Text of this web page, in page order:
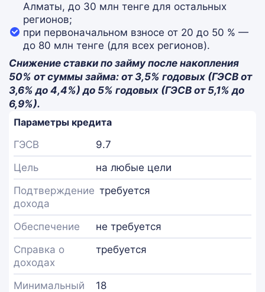
Алматы, до 30 млн тенге для остальных
регионов;
при первоначальном взносе от 20 до 50 % —
до 80 млн тенге (для всех регионов).
Снижение ставки по займу после накопления
50% от суммы займа: от 3,5% годовых (ГЭСВ от
3,6% до 4,4%) до 5% годовых (ГЭСВ от 5,1% до
6,9%).
Параметры кредита
ГЭСВ
9.7
Цель
на любые цели
Подтверждение
дохода
требуется
Обеспечение
не требуется
Справка о
доходах
требуется
Минимальный
18